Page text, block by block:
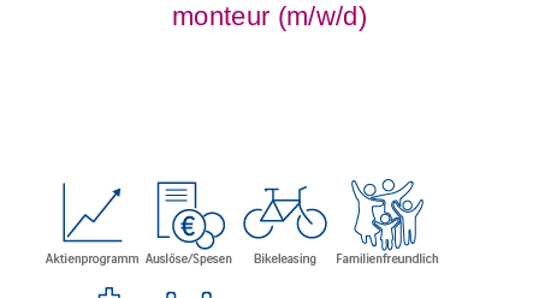
monteur (m/w/d)